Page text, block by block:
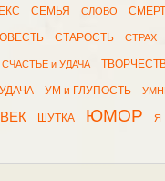
СЕМЬЯ СЛОВО
СТАРОСТЬ СТРАХ
СЧАСТЬЕ и УДАЧА
УДАЧА УМ и ГЛУПОСТЬ
ШУТКА ЮМОР Я